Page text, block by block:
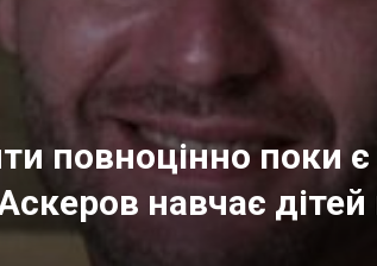
повноцінно поки
навчає